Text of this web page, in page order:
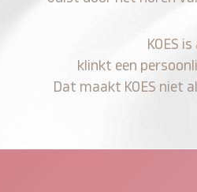
KOES
klinkt een
Dat maakt KOES niet